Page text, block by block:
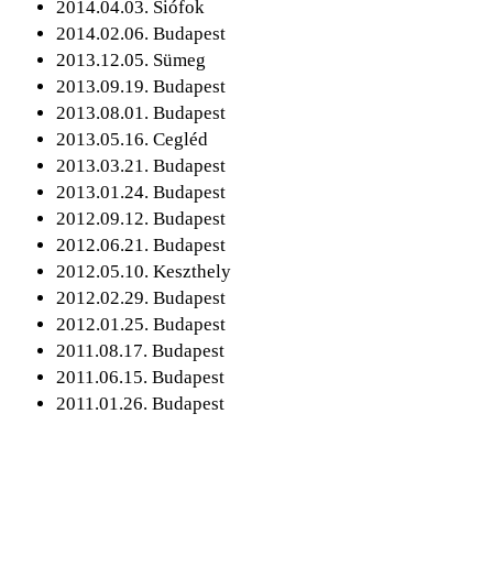
2014.04.03. Siófok
2014.02.06. Budapest
2013.12.05. Sümeg
2013.09.19. Budapest
2013.08.01. Budapest
2013.05.16. Cegléd
2013.03.21. Budapest
2013.01.24. Budapest
2012.09.12. Budapest
2012.06.21. Budapest
2012.05.10. Keszthely
2012.02.29. Budapest
2012.01.25. Budapest
2011.08.17. Budapest
2011.06.15. Budapest
2011.01.26. Budapest